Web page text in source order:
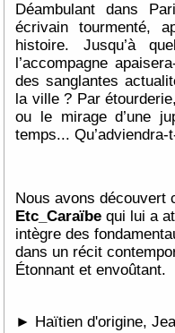
Déambulant dans
écrivain tourmenté,
histoire. Jusqu’à
l’accompagne
des sanglantes
la ville ? Par
ou le mirage d’une
temps...
Nous avons découvert
Etc_Caraïbe qui lui a
intègre des
dans un récit
Étonnant et envoûtant.
► Haïtien d'origine,